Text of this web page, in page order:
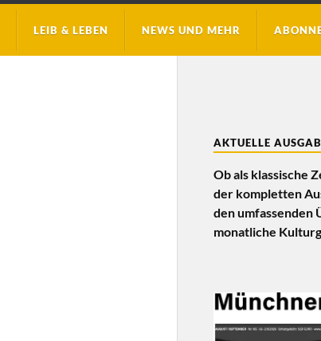
LEIB & LEBEN NEWS UND MEHR
AKTUELLE
Ob als klassische
der kompletten
den umfassenden
monatliche